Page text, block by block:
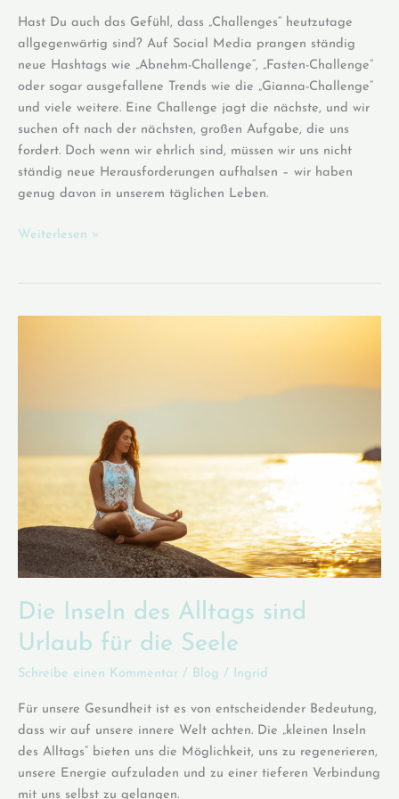
Hast Du auch das Gefühl, dass „Challenges“ heutzutage
allgegenwärtig sind? Auf Social Media prangen ständig
neue Hashtags wie „Abnehm-Challenge“, „Fasten-Challenge“
oder sogar ausgefallene Trends wie die „Gianna-Challenge“
und viele weitere. Eine Challenge jagt die nächste, und wir
suchen oft nach der nächsten, großen Aufgabe, die uns
fordert. Doch wenn wir ehrlich sind, müssen wir uns nicht
ständig neue Herausforderungen aufhalsen – wir haben
genug davon in unserem täglichen Leben.
Herausforderungen
nur
Weiterlesen »
Die Inseln des Alltags sind
Urlaub für die Seele
Schreibe einen Kommentar / Blog / Ingrid
Für unsere Gesundheit ist es von entscheidender Bedeutung,
dass wir auf unsere innere Welt achten. Die „kleinen Inseln
des Alltags“ bieten uns die Möglichkeit, uns zu regenerieren,
unsere Energie aufzuladen und zu einer tieferen Verbindung
mit uns selbst zu gelangen.